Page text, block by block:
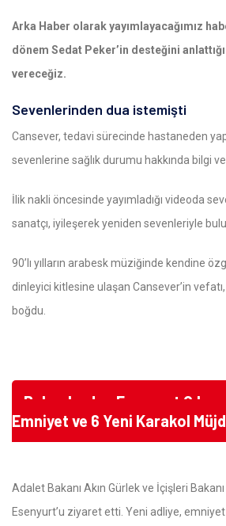
Arka Haber olarak yayımlayacağımız
dönem Sedat Peker’in desteğini
vereceğiz.
Sevenlerinden dua istemişti
Cansever, tedavi sürecinde hastaneden
sevenlerine sağlık durumu hakkında bilgi
İlik nakli öncesinde yayımladığı videoda
sanatçı, iyileşerek yeniden sevenleriyle
90’lı yılların arabesk müziğinde kendine
dinleyici kitlesine ulaşan Cansever’in
boğdu.
Bakanlardan Esenyurt
Emniyet ve 6 Yeni Karakol
Adalet Bakanı Akın Gürlek ve İçişleri
Esenyurt’u ziyaret etti. Yeni adliye, emniyet